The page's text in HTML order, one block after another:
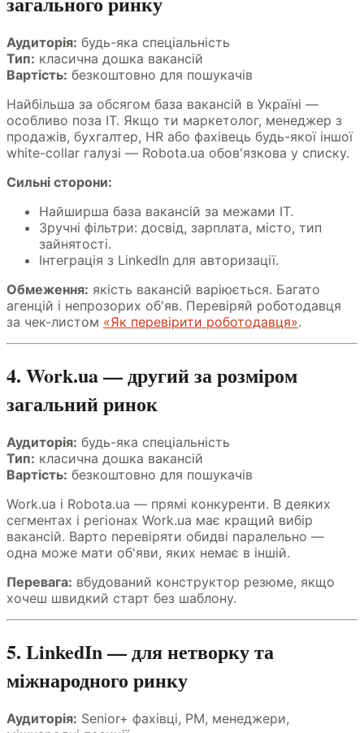
Аудиторія: будь-яка спеціальність
Тип: класична дошка вакансій
Вартість: безкоштовно для пошукачів
Найбільша за обсягом база вакансій в Україні —
особливо поза IT. Якщо ти маркетолог, менеджер з
продажів, бухгалтер, HR або фахівець будь-якої іншої
white-collar галузі — Robota.ua обов'язкова у списку.
Сильні сторони:
Найширша база вакансій за межами IT.
Зручні фільтри: досвід, зарплата, місто, тип
зайнятості.
Інтеграція з LinkedIn для авторизації.
Обмеження: якість вакансій варіюється. Багато
агенцій і непрозорих об'яв. Перевіряй роботодавця
за чек-листом «Як перевірити роботодавця».
4. Work.ua — другий за розміром
загальний ринок
Аудиторія: будь-яка спеціальність
Тип: класична дошка вакансій
Вартість: безкоштовно для пошукачів
Work.ua і Robota.ua — прямі конкуренти. В деяких
сегментах і регіонах Work.ua має кращий вибір
вакансій. Варто перевіряти обидві паралельно —
одна може мати об'яви, яких немає в іншій.
Перевага: вбудований конструктор резюме, якщо
хочеш швидкий старт без шаблону.
5. LinkedIn — для нетворку та
міжнародного ринку
Аудиторія: Senior+ фахівці, PM, менеджери,